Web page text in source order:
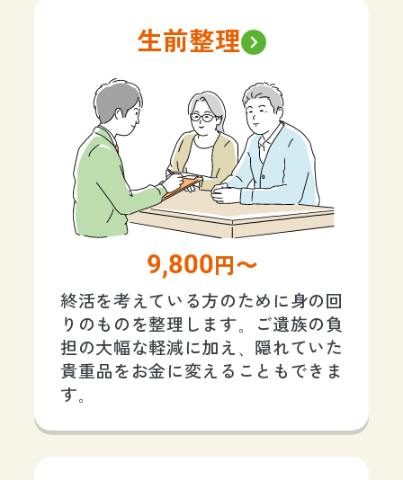
生前整理
9,800 円〜
終活を考えている方のために身の回
りのものを整理します。ご遺族の負
担の大幅な軽減に加え、隠れていた
貴重品をお金に変えることもできま
す。